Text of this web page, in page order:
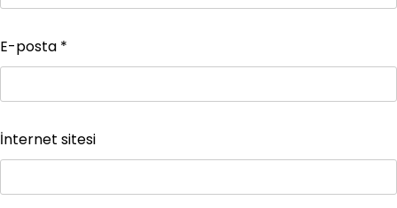
E-posta *
İnternet sitesi